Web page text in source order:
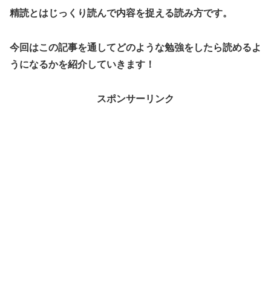
精読とはじっくり読んで内容を捉える読み方です。
今回はこの記事を通してどのような勉強をしたら読めるよ
うになるかを紹介していきます！
スポンサーリンク